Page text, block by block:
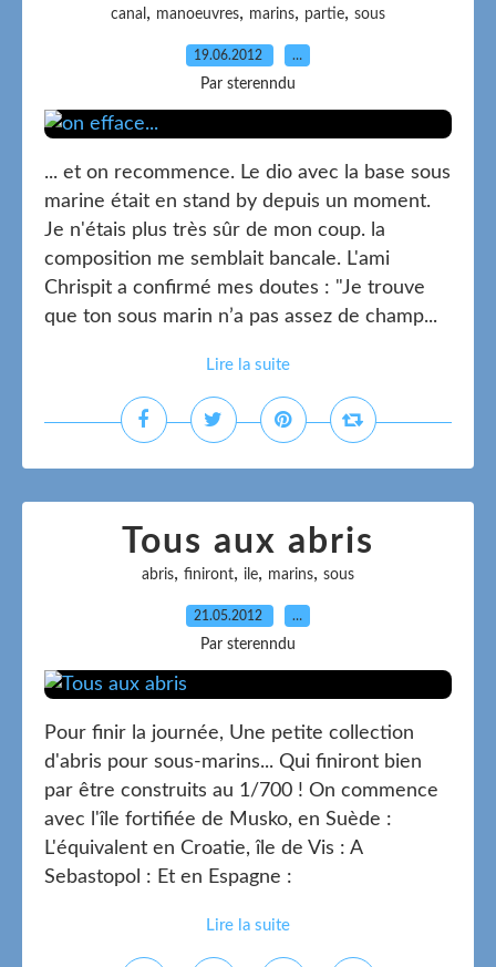
canal , manoeuvres, marins, partie, sous
19.06.2012 …
Par sterenndu
... et on recommence. Le dio avec la base sous
marine était en stand by depuis un moment.
Je n'étais plus très sûr de mon coup. la
composition me semblait bancale. L'ami
Chrispit a confirmé mes doutes : "Je trouve
que ton sous marin n’a pas assez de champ...
Lire la suite
Tous aux abris
abris, finiront, ile, marins, sous
21.05.2012 …
Par sterenndu
Pour finir la journée, Une petite collection
d'abris pour sous-marins... Qui finiront bien
par être construits au 1/700 ! On commence
avec l'île fortifiée de Musko, en Suède :
L'équivalent en Croatie, île de Vis : A
Sebastopol : Et en Espagne :
Lire la suite